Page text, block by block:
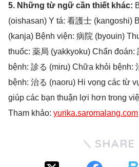
5. Những từ ngữ cần thiết khác:
(oishasan) Y tá: 看護士 (kangoshi)
(kanja) Bệnh viện: 病院 (byouin)
thuốc: 薬局 (yakkyoku) Chẩn đoán:
bệnh: 診る (miru) Chữa khỏi bệnh:
bệnh: 治る (naoru) Hi vọng các từ
giúp các bạn thuận lợi hơn trong
Tham khảo: yurika.saromalang.com
SHARE